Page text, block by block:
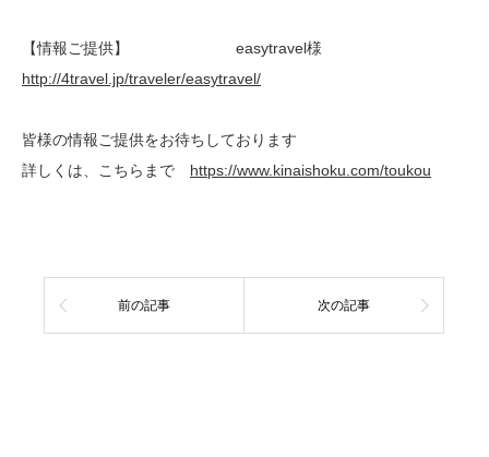
【情報ご提供】 easytravel様
http://4travel.jp/traveler/easytravel/
皆様の情報ご提供をお待ちしております
詳しくは、こちらまで https://www.kinaishoku.com/toukou
前の記事 次の記事